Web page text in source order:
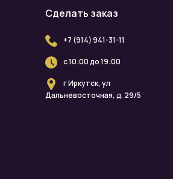
Сделать заказ
+7 (914) 941-31-11
с 10:00 до 19:00
г Иркутск, ул
Дальневосточная, д. 29/5